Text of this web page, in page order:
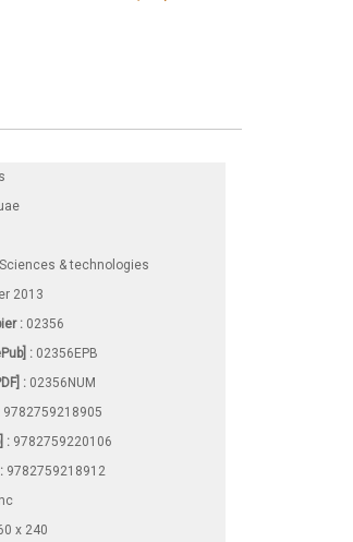
& technologies
2013
: 02356
: 02356EPB
: 02356NUM
9782759218905
: 9782759220106
9782759218912
x 240